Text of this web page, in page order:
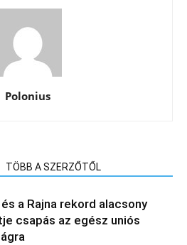
Polonius
TÖBB A SZERZŐTŐL
és a Rajna rekord alacsony
csapás az egész uniós